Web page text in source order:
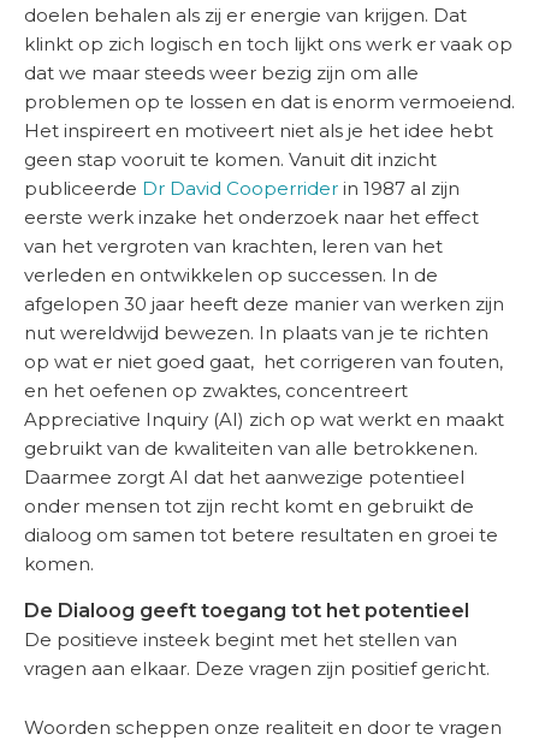
doelen behalen als zij er energie van krijgen. Dat
klinkt op zich logisch en toch lijkt ons werk er vaak op
dat we maar steeds weer bezig zijn om alle
problemen op te lossen en dat is enorm vermoeiend.
Het inspireert en motiveert niet als je het idee hebt
geen stap vooruit te komen. Vanuit dit inzicht
publiceerde Dr David Cooperrider in 1987 al zijn
eerste werk inzake het onderzoek naar het effect
van het vergroten van krachten, leren van het
verleden en ontwikkelen op successen. In de
afgelopen 30 jaar heeft deze manier van werken zijn
nut wereldwijd bewezen. In plaats van je te richten
op wat er niet goed gaat, het corrigeren van fouten,
en het oefenen op zwaktes, concentreert
Appreciative Inquiry (AI) zich op wat werkt en maakt
gebruikt van de kwaliteiten van alle betrokkenen.
Daarmee zorgt AI dat het aanwezige potentieel
onder mensen tot zijn recht komt en gebruikt de
dialoog om samen tot betere resultaten en groei te
komen.
De Dialoog geeft toegang tot het potentieel
De positieve insteek begint met het stellen van
vragen aan elkaar. Deze vragen zijn positief gericht.
Woorden scheppen onze realiteit en door te vragen